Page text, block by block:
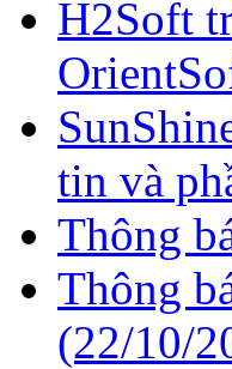
H2Soft
tin và
Thông
Thông
(22/10/